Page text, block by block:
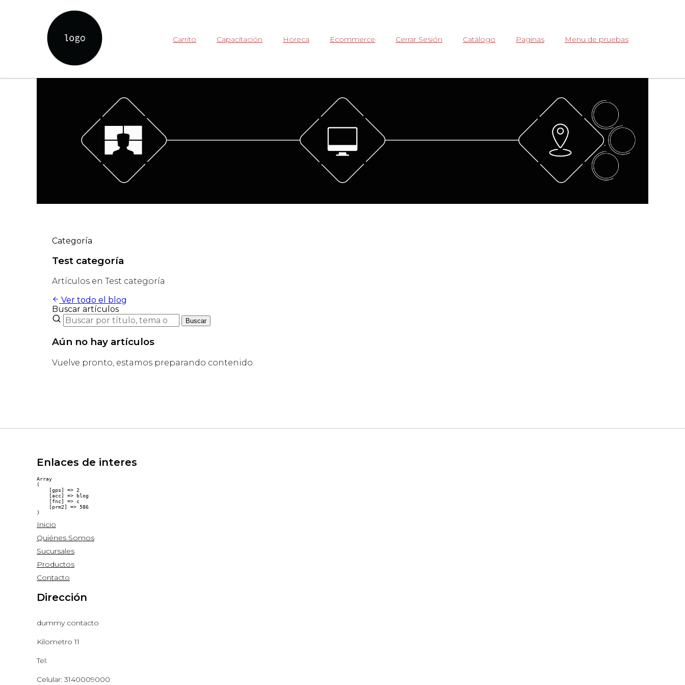
Carrito Capacitación Horeca Ecommerce Cerrar Sesión Catálogo Paginas Menu de pruebas
Categoría
Test categoría
Artículos en Test categoría
Ver todo el blog
Buscar artículos
Buscar
Aún no hay artículos
Vuelve pronto, estamos preparando contenido.
Enlaces de interes
Array
(
    [gps] => 2
    [acc] => blog
    [fnc] => c
    [prm2] => 586
Inicio
Quiénes Somos
Sucursales
Productos
Contacto
Dirección
dummy contacto
Kilometro 11
Tel:
Celular: 3140009000